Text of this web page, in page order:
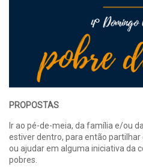
PROPOSTAS
Ir ao pé-de-meia, da família e/ou
estiver dentro, para então
ou ajudar em alguma iniciativa da
pobres.